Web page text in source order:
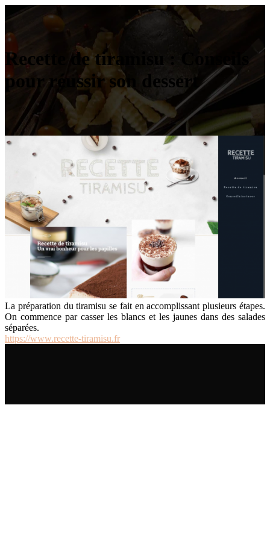
Recette de tiramisu : Conseils
pour réussir son dessert
La préparation du tiramisu se fait en accomplissant plusieurs étapes.
On commence par casser les blancs et les jaunes dans des salades
séparées.
https://www.recette-tiramisu.fr